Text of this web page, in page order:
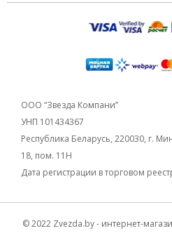
ООО “Звезда Компани”
УНП 101434367
Республика Беларусь, 220030, г.
18, пом. 11Н
Дата регистрации в торговом
© 2022 Zvezda.by - интернет-